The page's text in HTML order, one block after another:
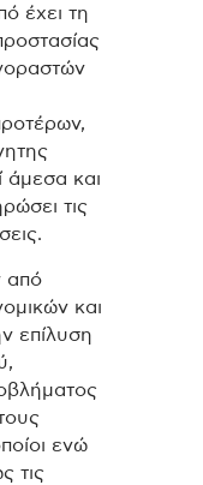
έχει τη
άμεσα και
τις
από
και
επίλυση
ενώ
τις